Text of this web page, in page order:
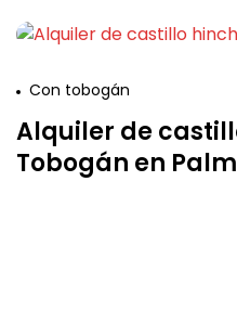
Con tobogán
Alquiler de
Tobogán en